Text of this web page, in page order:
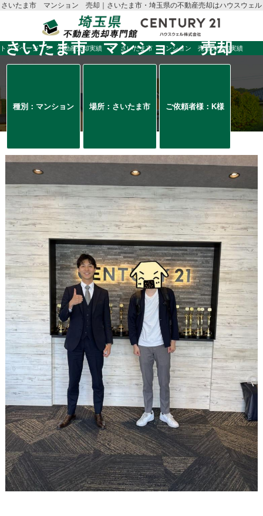
さいたま市 マンション 売却｜さいたま市・埼玉県の不動産売却はハウスウェル
トップページ 不動産売却実績 さいたま市 マンション 売却の売却実績
さいたま市 マンション 売却
種別：マンション 場所：さいたま市 ご依頼者様：K様